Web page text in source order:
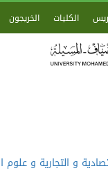
الكليات الخريجون
و التجارية و علوم